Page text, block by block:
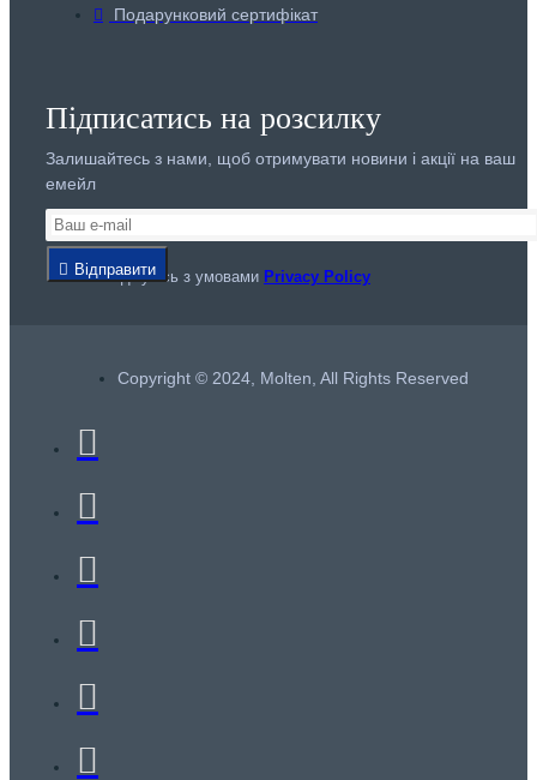
Подарунковий сертифікат
Підписатись на розсилку
Залишайтесь з нами, щоб отримувати новини і акції на ваш
емейл
Відправити
Я погоджуюсь з умовами Privacy Policy
Copyright © 2024, Molten, All Rights Reserved